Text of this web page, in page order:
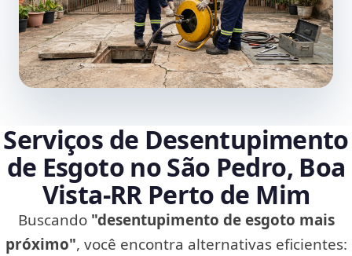
Serviços de Desentupimento
de Esgoto no São Pedro, Boa
Vista‑RR Perto de Mim
Buscando "desentupimento de esgoto mais
próximo", você encontra alternativas eficientes: